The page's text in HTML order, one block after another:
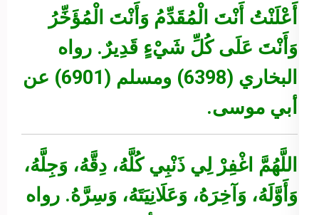
أَعْلَنْتُ أَنْتَ الْمُقَدِّمُ وَأَنْتَ الْمُؤَخِّرُ
وَأَنْتَ عَلَى كُلِّ شَيْءٍ قَدِيرٌ. رواه
البخاري (6398) ومسلم (6901) عن
أبي موسى.
اللَّهُمَّ اغْفِرْ لِي ذَنْبِي كُلَّهُ، دِقَّهُ، وَجِلَّهُ،
وَأَوَّلَهُ، وَآخِرَهُ، وَعَلَانِيَتَهُ، وَسِرَّهُ. رواه